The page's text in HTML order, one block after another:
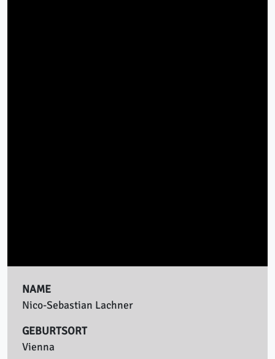
NAME
Nico-Sebastian Lachner
GEBURTSORT
Vienna